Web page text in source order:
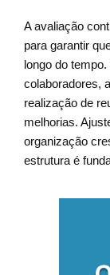
A avaliação
para garantir
longo do
colaboradores,
realização de
melhorias.
organização
estrutura é